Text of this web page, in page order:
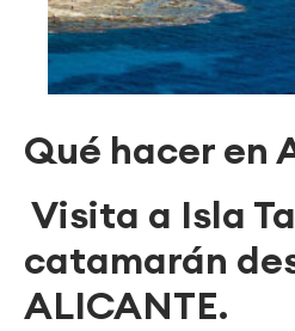
Qué hacer en
Visita a Isla
catamarán
ALICANTE.